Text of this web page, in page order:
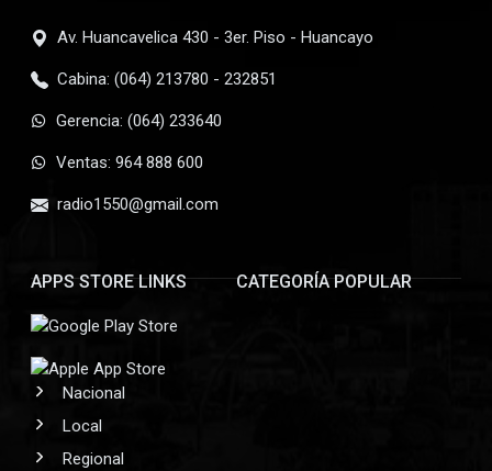
Av. Huancavelica 430 - 3er. Piso - Huancayo
Cabina: (064) 213780 - 232851
Gerencia: (064) 233640
Ventas: 964 888 600
radio1550@gmail.com
APPS STORE LINKS CATEGORÍA POPULAR
Nacional
Local
Regional